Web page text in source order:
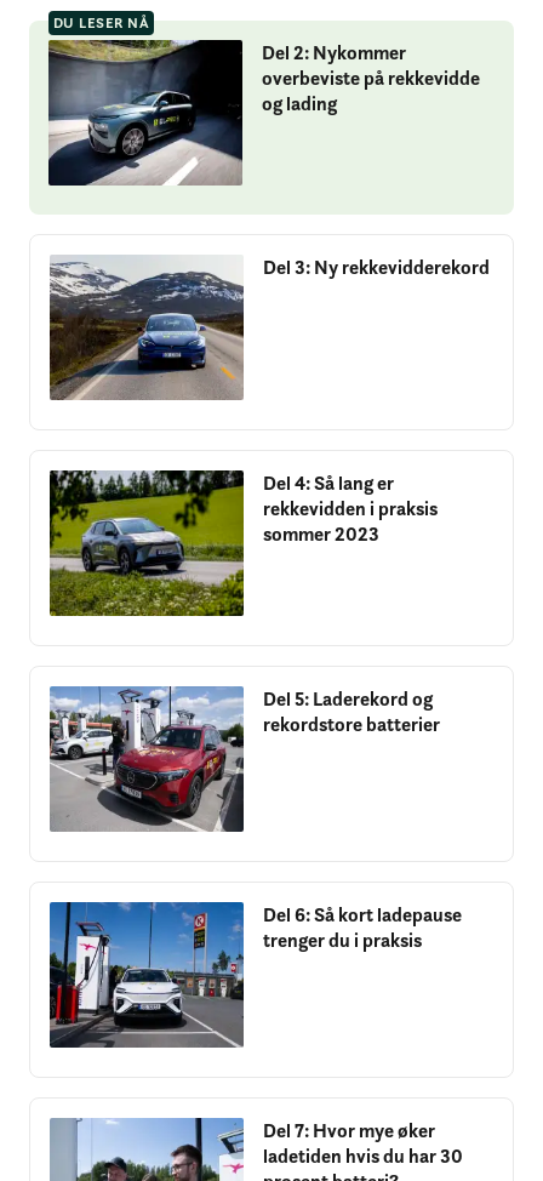
DU LESER NÅ
Del 2: Nykommer
overbeviste på rekkevidde
og lading
Del 3: Ny rekkevidderekord
Del 4: Så lang er
rekkevidden i praksis
sommer 2023
Del 5: Laderekord og
rekordstore batterier
Del 6: Så kort ladepause
trenger du i praksis
Del 7: Hvor mye øker
ladetiden hvis du har 30